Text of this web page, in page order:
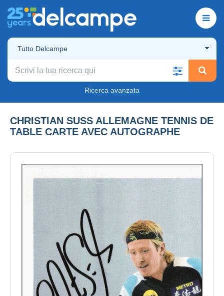
Tutto Delcampe
Ricerca avanzata
CHRISTIAN SUSS ALLEMAGNE TENNIS DE
TABLE CARTE AVEC AUTOGRAPHE